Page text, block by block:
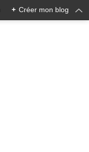
+ Créer mon blog